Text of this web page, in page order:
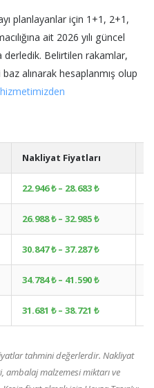
planlayanlar için 1+1, 2+1,
ait 2026 yılı güncel
derledik. Belirtilen rakamlar,
alınarak hesaplanmış olup
Nakliyat Fiyatları
22.946 ₺ – 28.683 ₺
26.988 ₺ – 32.985 ₺
30.847 ₺ – 37.287 ₺
34.784 ₺ – 41.590 ₺
31.681 ₺ – 38.721 ₺
tahmini değerlerdir. Nakliyat
ambalaj malzemesi miktarı ve